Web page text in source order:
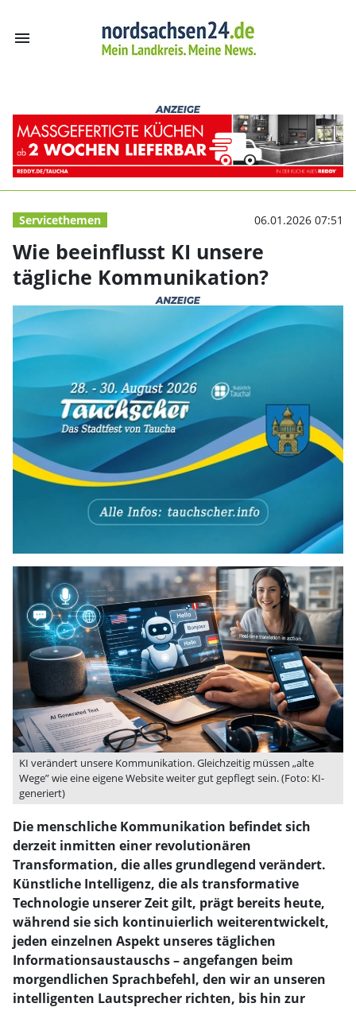
menu Wie beeinflusst
Servicethemen 06.01.2026 07:51
Wie beeinflusst KI unsere
tägliche Kommunikation?
KI verändert unsere Kommunikation. Gleichzeitig müssen „alte
Wege” wie eine eigene Website weiter gut gepflegt sein. (Foto: KI-
generiert)
Die menschliche Kommunikation befindet sich
derzeit inmitten einer revolutionären
Transformation, die alles grundlegend verändert.
Künstliche Intelligenz, die als transformative
Technologie unserer Zeit gilt, prägt bereits heute,
während sie sich kontinuierlich weiterentwickelt,
jeden einzelnen Aspekt unseres täglichen
Informationsaustauschs – angefangen beim
morgendlichen Sprachbefehl, den wir an unseren
intelligenten Lautsprecher richten, bis hin zur